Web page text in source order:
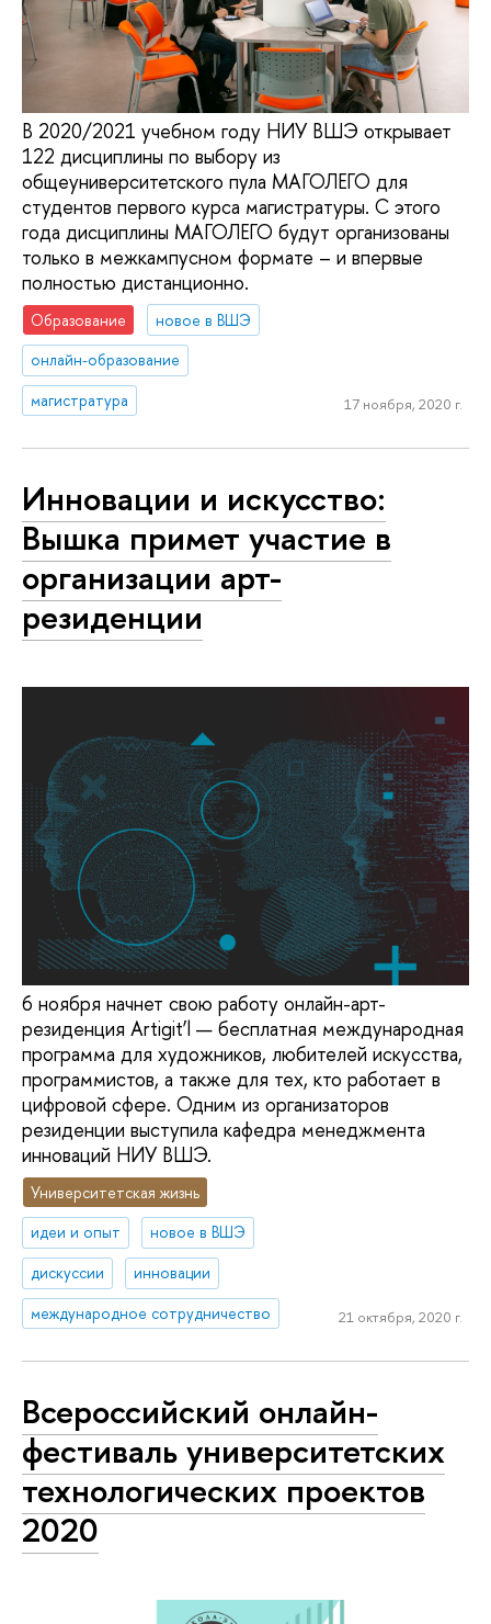
В 2020/2021 учебном году НИУ ВШЭ открывает
122 дисциплины по выбору из
общеуниверситетского пула МАГОЛЕГО для
студентов первого курса магистратуры. С этого
года дисциплины МАГОЛЕГО будут организованы
только в межкампусном формате – и впервые
полностью дистанционно.
Образование
новое в ВШЭ
онлайн-образование
магистратура
17 ноября, 2020 г.
Инновации и искусство:
Вышка примет участие в
организации арт-
резиденции
6 ноября начнет свою работу онлайн-арт-
резиденция Artigit’l — бесплатная международная
программа для художников, любителей искусства,
программистов, а также для тех, кто работает в
цифровой сфере. Одним из организаторов
резиденции выступила кафедра менеджмента
инноваций НИУ ВШЭ.
Университетская жизнь
идеи и опыт
новое в ВШЭ
дискуссии
инновации
международное сотрудничество
21 октября, 2020 г.
Всероссийский онлайн-
фестиваль университетских
технологических проектов
2020